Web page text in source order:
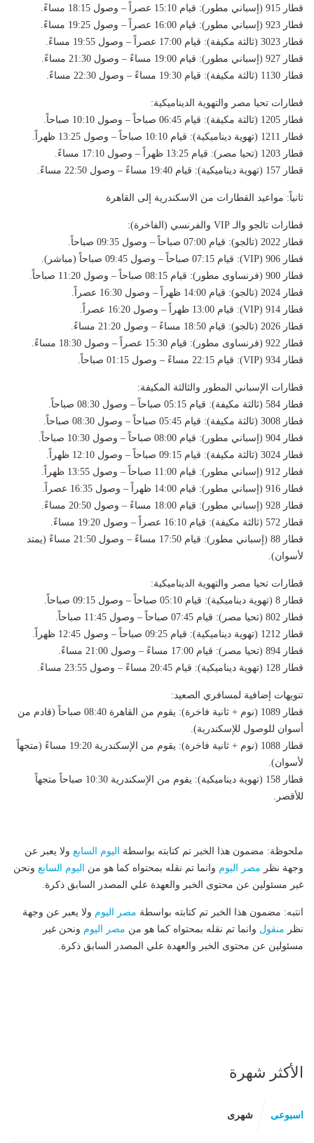
قطار 915 (إسباني مطور): قيام 15:10 عصراً – وصول 18:15 مساءً.
قطار 923 (إسباني مطور): قيام 16:00 عصراً – وصول 19:25 مساءً.
قطار 3023 (ثالثة مكيفة): قيام 17:00 عصراً – وصول 19:55 مساءً.
قطار 927 (إسباني مطور): قيام 19:00 مساءً – وصول 21:30 مساءً.
قطار 1130 (ثالثة مكيفة): قيام 19:30 مساءً – وصول 22:30 مساءً.
قطارات تحيا مصر والتهوية الديناميكية:
قطار 1205 (ثالثة مكيفة): قيام 06:45 صباحاً – وصول 10:10 صباحاً.
قطار 1211 (تهوية ديناميكية): قيام 10:10 صباحاً – وصول 13:25 ظهراً.
قطار 1203 (تحيا مصر): قيام 13:25 ظهراً – وصول 17:10 مساءً.
قطار 157 (تهوية ديناميكية): قيام 19:40 مساءً – وصول 22:50 مساءً.
ثانياً: مواعيد القطارات من الاسكندرية إلى القاهرة
قطارات تالجو والـ VIP والفرنسي (الفاخرة):
قطار 2022 (تالجو): قيام 07:00 صباحاً – وصول 09:35 صباحاً.
قطار 906 (VIP): قيام 07:15 صباحاً – وصول 09:45 صباحاً (مباشر).
قطار 900 (فرنساوى مطور): قيام 08:15 صباحاً – وصول 11:20 صباحاً.
قطار 2024 (تالجو): قيام 14:00 ظهراً – وصول 16:30 عصراً.
قطار 914 (VIP): قيام 13:00 ظهراً – وصول 16:20 عصراً.
قطار 2026 (تالجو): قيام 18:50 مساءً – وصول 21:20 مساءً.
قطار 922 (فرنساوى مطور): قيام 15:30 عصراً – وصول 18:30 مساءً.
قطار 934 (VIP): قيام 22:15 مساءً – وصول 01:15 صباحاً.
قطارات الإسباني المطور والثالثة المكيفة:
قطار 584 (ثالثة مكيفة): قيام 05:15 صباحاً – وصول 08:30 صباحاً.
قطار 3008 (ثالثة مكيفة): قيام 05:45 صباحاً – وصول 08:30 صباحاً.
قطار 904 (إسباني مطور): قيام 08:00 صباحاً – وصول 10:30 صباحاً.
قطار 3024 (ثالثة مكيفة): قيام 09:15 صباحاً – وصول 12:10 ظهراً.
قطار 912 (إسباني مطور): قيام 11:00 صباحاً – وصول 13:55 ظهراً.
قطار 916 (إسباني مطور): قيام 14:00 ظهراً – وصول 16:35 عصراً.
قطار 928 (إسباني مطور): قيام 18:00 مساءً – وصول 20:50 مساءً.
قطار 572 (ثالثة مكيفة): قيام 16:10 عصراً – وصول 19:20 مساءً.
قطار 88 (إسباني مطور): قيام 17:50 مساءً – وصول 21:50 مساءً (يمتد
لأسوان).
قطارات تحيا مصر والتهوية الديناميكية:
قطار 8 (تهوية ديناميكية): قيام 05:10 صباحاً – وصول 09:15 صباحاً.
قطار 802 (تحيا مصر): قيام 07:45 صباحاً – وصول 11:45 صباحاً.
قطار 1212 (تهوية ديناميكية): قيام 09:25 صباحاً – وصول 12:45 ظهراً.
قطار 894 (تحيا مصر): قيام 17:00 مساءً – وصول 21:00 مساءً.
قطار 128 (تهوية ديناميكية): قيام 20:45 مساءً – وصول 23:55 مساءً.
تنويهات إضافية لمسافري الصعيد:
قطار 1089 (نوم + ثانية فاخرة): يقوم من القاهرة 08:40 صباحاً (قادم من
أسوان للوصول للإسكندرية).
قطار 1088 (نوم + ثانية فاخرة): يقوم من الإسكندرية 19:20 مساءً (متجهاً
لأسوان).
قطار 158 (تهوية ديناميكية): يقوم من الإسكندرية 10:30 صباحاً متجهاً
للأقصر.
ملحوظة: مضمون هذا الخبر تم كتابته بواسطة اليوم السابع ولا يعبر عن
وجهة نظر مصر اليوم وانما تم نقله بمحتواه كما هو من اليوم السابع ونحن
غير مسئولين عن محتوى الخبر والعهدة علي المصدر السابق ذكرة.
انتبه: مضمون هذا الخبر تم كتابته بواسطة مصر اليوم ولا يعبر عن وجهة
نظر منقول وانما تم نقله بمحتواه كما هو من مصر اليوم ونحن غير
مسئولين عن محتوى الخبر والعهدة علي المصدر السابق ذكرة.
الأكثر شهرة
اسبوعى شهرى